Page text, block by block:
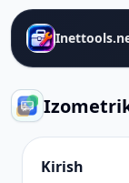
Kirish